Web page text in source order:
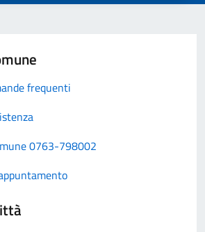
frequenti
0763-798002